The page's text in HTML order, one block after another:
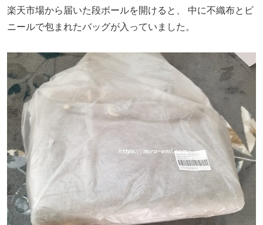
楽天市場から届いた段ボールを開けると、
中に不織布とビ
ニールで包まれたバッグが入っていました。